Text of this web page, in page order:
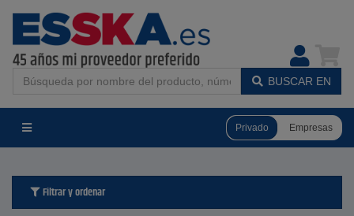
BUSCAR EN
Privado Empresas
Filtrar y ordenar